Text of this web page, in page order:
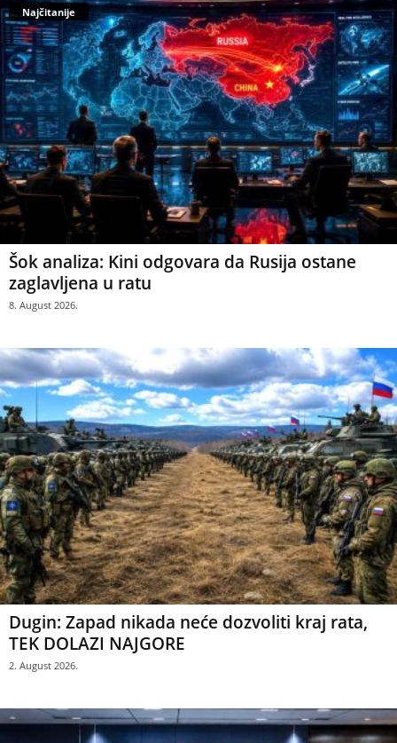
Najčitanije
Šok analiza: Kini odgovara da Rusija ostane
zaglavljena u ratu
8. August 2026.
Dugin: Zapad nikada neće dozvoliti kraj rata,
TEK DOLAZI NAJGORE
2. August 2026.